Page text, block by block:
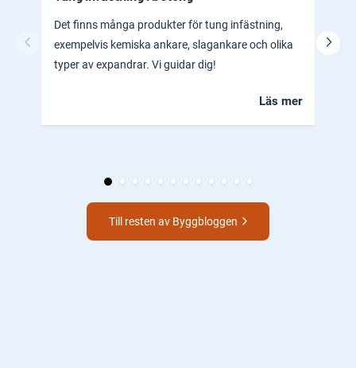
Det finns många produkter för tung infästning,
exempelvis kemiska ankare, slagankare och olika
typer av expandrar. Vi guidar dig!
Läs mer
Till resten av Byggbloggen